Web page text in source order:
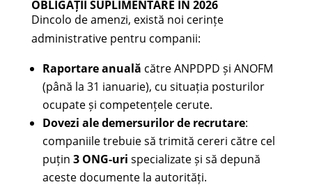
OBLIGAȚII SUPLIMENTARE ÎN 2026
Dincolo de amenzi, există noi cerințe
administrative pentru companii:
Raportare anuală către ANPDPD și ANOFM
(până la 31 ianuarie), cu situația posturilor
ocupate și competențele cerute.
Dovezi ale demersurilor de recrutare:
companiile trebuie să trimită cereri către cel
puțin 3 ONG-uri specializate și să depună
aceste documente la autorități.